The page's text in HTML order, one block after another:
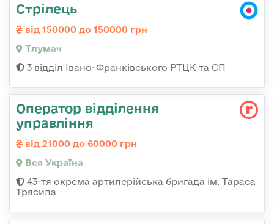
Стрілець
від 150000 до 150000 грн
Тлумач
3 відділ Івано-Франківського РТЦК та СП
Оператор відділення
управління
від 21000 до 60000 грн
Вся Україна
43-тя окрема артилерійська бригада ім. Тараса
Трясила